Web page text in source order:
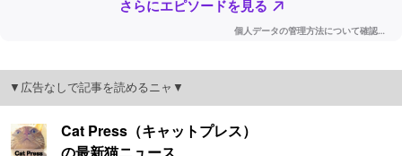
▼広告なしで記事を読めるニャ▼